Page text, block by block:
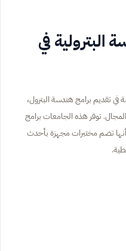
البترولية في
تقديم برامج هندسة البترول،
توفر هذه الجامعات برامج
أنها تضم مختبرات مجهزة بأحدث